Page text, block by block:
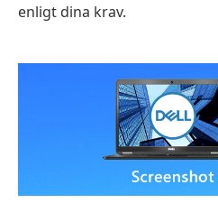
enligt dina krav.